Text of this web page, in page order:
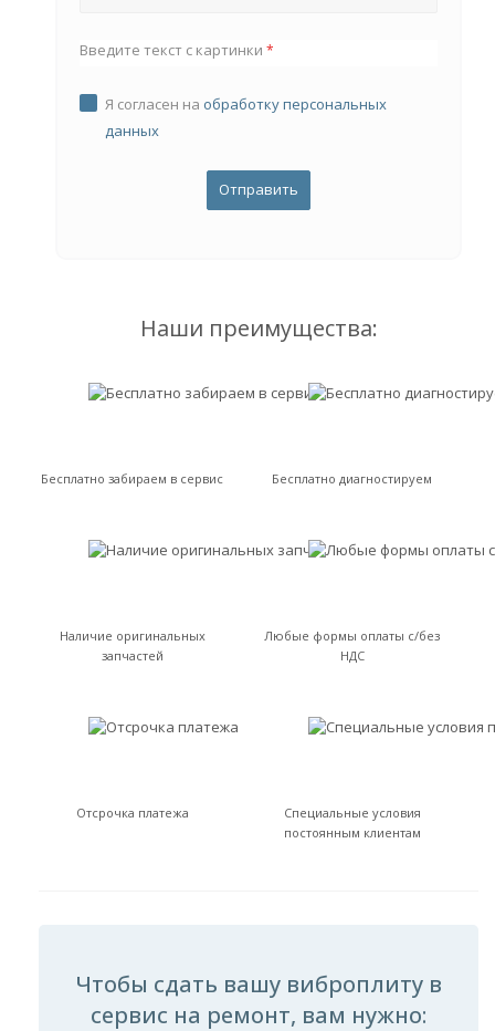
Введите текст с картинки *
Я согласен на обработку персональных
данных
Наши преимущества:
Бесплатно забираем в сервис Бесплатно диагностируем
Наличие оригинальных
запчастей
Любые формы оплаты с/без
НДС
Отсрочка платежа
Специальные условия
постоянным клиентам
Чтобы сдать вашу виброплиту в
сервис на ремонт, вам нужно: